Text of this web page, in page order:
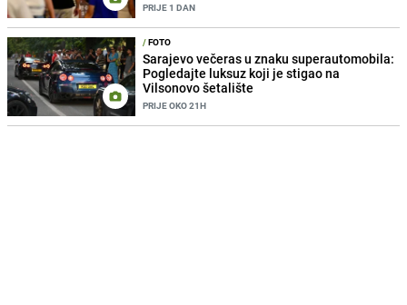
PRIJE 1 DAN
/FOTO
Sarajevo večeras u znaku superautomobila:
Pogledajte luksuz koji je stigao na
Vilsonovo šetalište
PRIJE OKO 21H